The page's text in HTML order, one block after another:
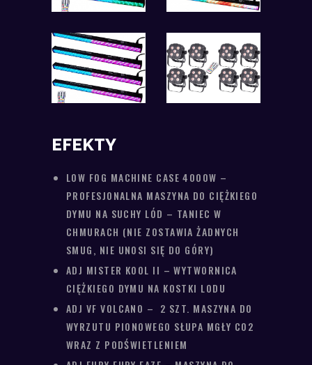
EFEKTY
LOW FOG MACHINE CASE 4000W –
PROFESJONALNA MASZYNA DO CIĘŻKIEGO
DYMU NA SUCHY LÓD – TANIEC W
CHMURACH (NIE ZOSTAWIA ŻADNYCH
SMUG, NIE UNOSI SIĘ DO GÓRY)
ADJ MISTER KOOL II – WYTWORNICA
CIĘŻKIEGO DYMU NA KOSTKI LODU
ADJ VF VOLCANO – 2 SZT. MASZYNA DO
WYRZUTU PIONOWEGO SŁUPA MGŁY CO2
WRAZ Z PODŚWIETLENIEM